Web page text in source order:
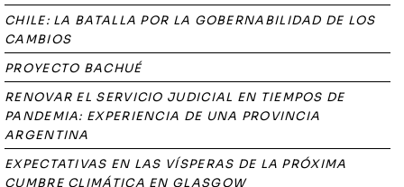
CHILE: LA BATALLA POR LA GOBERNABILIDAD DE LOS
CAMBIOS
PROYECTO BACHUÉ
RENOVAR EL SERVICIO JUDICIAL EN TIEMPOS DE
PANDEMIA: EXPERIENCIA DE UNA PROVINCIA
ARGENTINA
EXPECTATIVAS EN LAS VÍSPERAS DE LA PRÓXIMA
CUMBRE CLIMÁTICA EN GLASGOW